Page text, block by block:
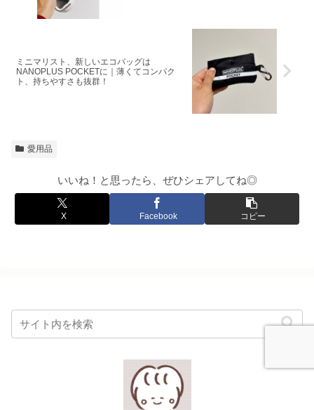
ミニマリスト、新しいエコバッグは
NANOPLUS POCKETに｜薄くてコンパク
ト、持ちやすさも抜群！
愛用品
いいね！と思ったら、ぜひシェアしてね◎
X Facebook コピー